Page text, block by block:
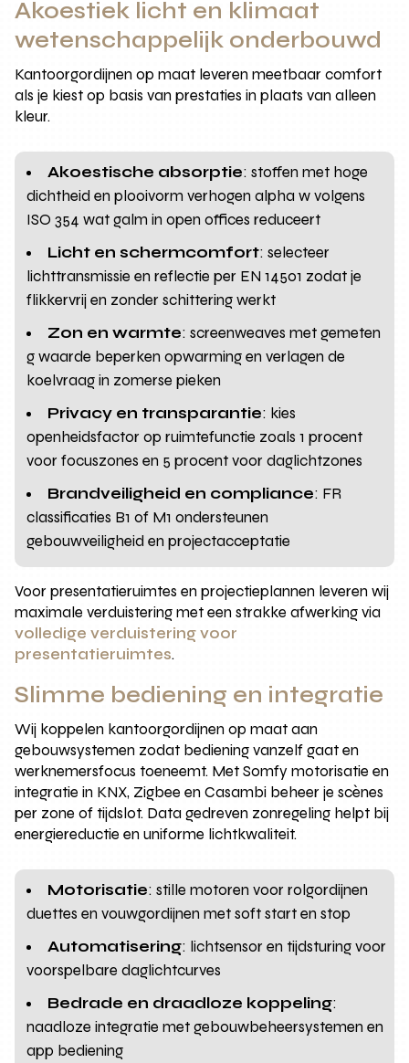
Akoestiek licht en klimaat
wetenschappelijk onderbouwd
Kantoorgordijnen op maat leveren meetbaar comfort
als je kiest op basis van prestaties in plaats van alleen
kleur.
Akoestische absorptie: stoffen met hoge
dichtheid en plooivorm verhogen alpha w volgens
ISO 354 wat galm in open offices reduceert
Licht en schermcomfort: selecteer
lichttransmissie en reflectie per EN 14501 zodat je
flikkervrij en zonder schittering werkt
Zon en warmte: screenweaves met gemeten
g waarde beperken opwarming en verlagen de
koelvraag in zomerse pieken
Privacy en transparantie: kies
openheidsfactor op ruimtefunctie zoals 1 procent
voor focuszones en 5 procent voor daglichtzones
Brandveiligheid en compliance: FR
classificaties B1 of M1 ondersteunen
gebouwveiligheid en projectacceptatie
Voor presentatieruimtes en projectieplannen leveren wij
maximale verduistering met een strakke afwerking via
volledige verduistering voor
presentatieruimtes.
Slimme bediening en integratie
Wij koppelen kantoorgordijnen op maat aan
gebouwsystemen zodat bediening vanzelf gaat en
werknemersfocus toeneemt. Met Somfy motorisatie en
integratie in KNX, Zigbee en Casambi beheer je scènes
per zone of tijdslot. Data gedreven zonregeling helpt bij
energiereductie en uniforme lichtkwaliteit.
Motorisatie: stille motoren voor rolgordijnen
duettes en vouwgordijnen met soft start en stop
Automatisering: lichtsensor en tijdsturing voor
voorspelbare daglichtcurves
Bedrade en draadloze koppeling:
naadloze integratie met gebouwbeheersystemen en
app bediening